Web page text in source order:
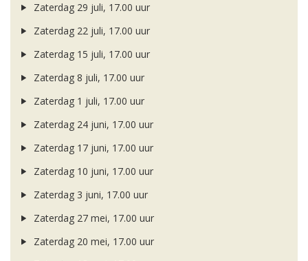
Zaterdag 29 juli, 17.00 uur
Zaterdag 22 juli, 17.00 uur
Zaterdag 15 juli, 17.00 uur
Zaterdag 8 juli, 17.00 uur
Zaterdag 1 juli, 17.00 uur
Zaterdag 24 juni, 17.00 uur
Zaterdag 17 juni, 17.00 uur
Zaterdag 10 juni, 17.00 uur
Zaterdag 3 juni, 17.00 uur
Zaterdag 27 mei, 17.00 uur
Zaterdag 20 mei, 17.00 uur